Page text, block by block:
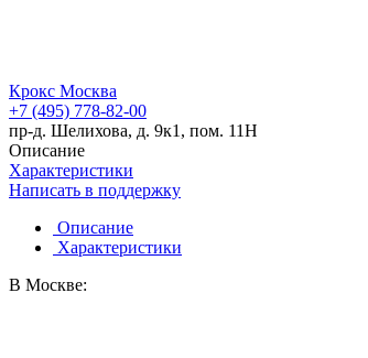
Крокс Москва
+7 (495) 778-82-00
пр-д. Шелихова, д. 9к1, пом. 11Н
Описание
Характеристики
Написать в поддержку
Описание
Характеристики
В Москве: